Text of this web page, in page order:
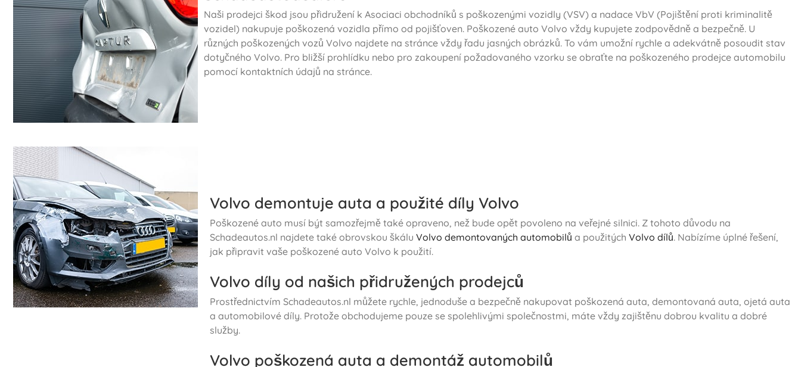
Naši prodejci škod jsou přidružení k Asociaci obchodníků s poškozenými vozidly (VSV) a nadace VbV (Pojištění proti kriminalitě
vozidel) nakupuje poškozená vozidla přímo od pojišťoven. Poškozené auto Volvo vždy kupujete zodpovědně a bezpečně. U
různých poškozených vozů Volvo najdete na stránce vždy řadu jasných obrázků. To vám umožní rychle a adekvátně posoudit stav
dotyčného Volvo. Pro bližší prohlídku nebo pro zakoupení požadovaného vzorku se obraťte na poškozeného prodejce automobilu
pomocí kontaktních údajů na stránce.
Volvo demontuje auta a použité díly Volvo
Poškozené auto musí být samozřejmě také opraveno, než bude opět povoleno na veřejné silnici. Z tohoto důvodu na
Schadeautos.nl najdete také obrovskou škálu Volvo demontovaných automobilů a použitých Volvo dílů. Nabízíme úplné řešení,
jak připravit vaše poškozené auto Volvo k použití.
Volvo díly od našich přidružených prodejců
Prostřednictvím Schadeautos.nl můžete rychle, jednoduše a bezpečně nakupovat poškozená auta, demontovaná auta, ojetá auta
a automobilové díly. Protože obchodujeme pouze se spolehlivými společnostmi, máte vždy zajištěnu dobrou kvalitu a dobré
služby.
Volvo poškozená auta a demontáž automobilů